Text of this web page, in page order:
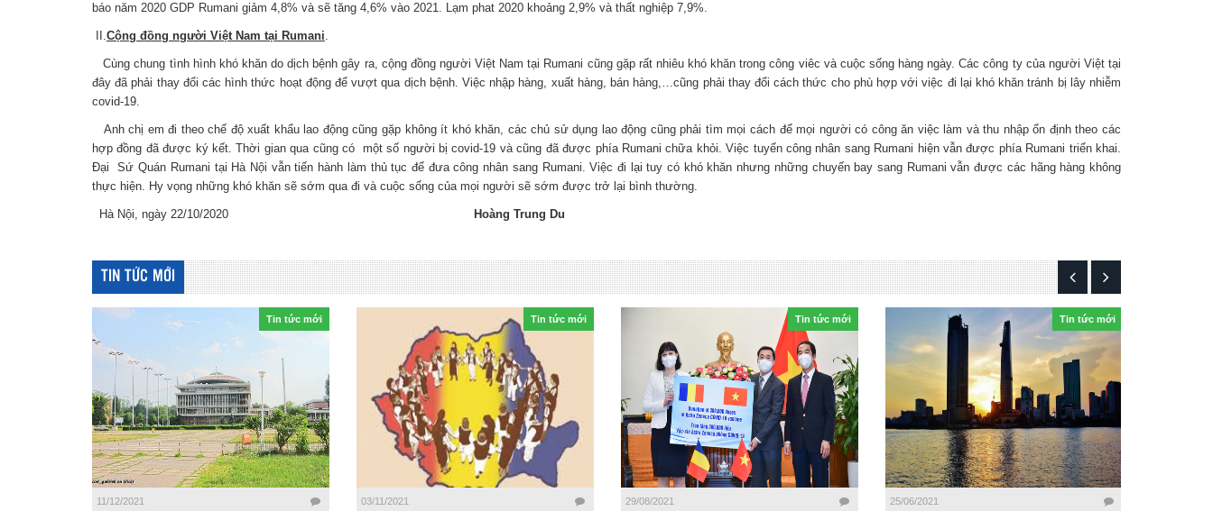
báo năm 2020 GDP Rumani giảm 4,8% và sẽ tăng 4,6% vào 2021. Lạm phat 2020 khoảng 2,9% và thất nghiệp 7,9%.
II.Cộng đồng người Việt Nam tại Rumani.
Cùng chung tình hình khó khăn do dịch bệnh gây ra, cộng đồng người Việt Nam tại Rumani cũng gặp rất nhiêu khó khăn trong công viêc và cuộc sống hàng ngày. Các công ty của người Việt tại
đây đã phải thay đổi các hình thức hoạt động để vượt qua dịch bệnh. Việc nhập hàng, xuất hàng, bán hàng,…cũng phải thay đổi cách thức cho phù hợp với việc đi lại khó khăn tránh bị lây nhiễm
covid-19.
Anh chị em đi theo chế độ xuất khẩu lao động cũng gặp không ít khó khăn, các chủ sử dụng lao động cũng phải tìm mọi cách để mọi người có công ăn việc làm và thu nhập ổn định theo các
hợp đồng đã được ký kết. Thời gian qua cũng có một số người bị covid-19 và cũng đã được phía Rumani chữa khỏi. Việc tuyển công nhân sang Rumani hiện vẫn được phía Rumani triển khai.
Đại Sứ Quán Rumani tại Hà Nội vẫn tiến hành làm thủ tục để đưa công nhân sang Rumani. Việc đi lại tuy có khó khăn nhưng những chuyến bay sang Rumani vẫn được các hãng hàng không
thực hiện. Hy vọng những khó khăn sẽ sớm qua đi và cuộc sống của mọi người sẽ sớm được trở lại bình thường.
Hà Nội, ngày 22/10/2020 Hoàng Trung Du
TIN TỨC MỚI
Tin tức mới
11/12/2021
Tin tức mới
03/11/2021
Tin tức mới
29/08/2021
Tin tức mới
25/06/2021